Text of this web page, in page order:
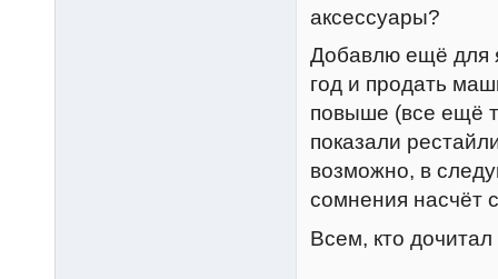
аксессуары?
Добавлю ещё для
год и продать
повыше (все ещё
показали
возможно, в
сомнения насчёт
Всем, кто